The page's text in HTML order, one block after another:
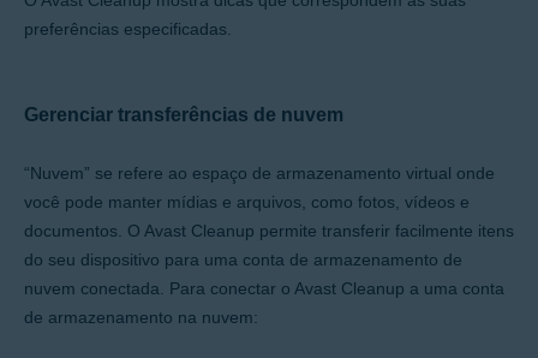
preferências especificadas.
Gerenciar transferências de nuvem
“Nuvem” se refere ao espaço de armazenamento virtual onde
você pode manter mídias e arquivos, como fotos, vídeos e
documentos. O Avast Cleanup permite transferir facilmente itens
do seu dispositivo para uma conta de armazenamento de
nuvem conectada. Para conectar o Avast Cleanup a uma conta
de armazenamento na nuvem: